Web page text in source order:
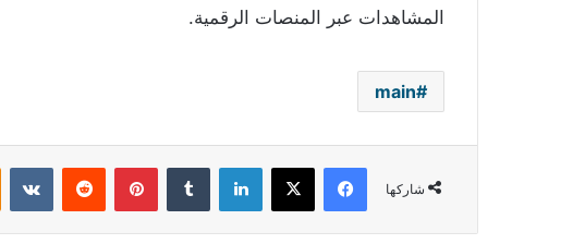
المشاهدات عبر المنصات الرقمية.
main
شاركها
فيسبوك ‫X لينكدإن بينتيريست